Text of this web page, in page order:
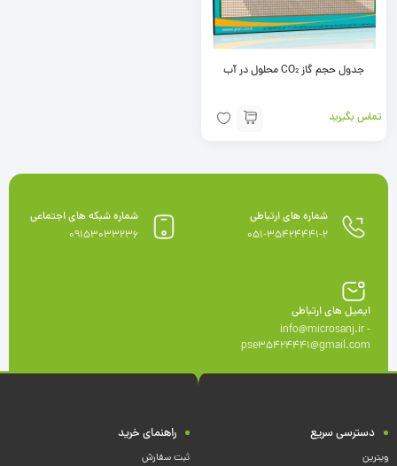
جدول حجم گاز CO₂ محلول در آب
تماس بگیرید
شماره های ارتباطی
051-35424441-2
شماره شبکه های اجتماعی
09153033236
ایمیل های ارتباطی
info@microsanj.ir -
pse35424441@gmail.com
دسترسی سریع
ویترین
راهنمای خرید
ثبت سفارش